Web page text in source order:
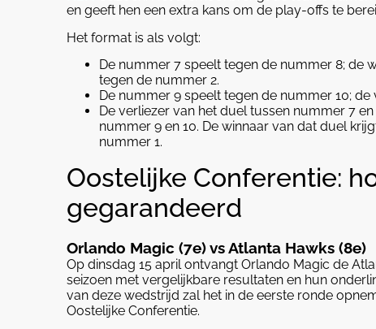
en geeft hen een extra kans om de play-offs te
Het format is als volgt:
De nummer 7 speelt tegen de nummer 8; de
tegen de nummer 2.
De nummer 9 speelt tegen de nummer 10;
De verliezer van het duel tussen nummer 7
nummer 9 en 10. De winnaar van dat duel
nummer 1.
Oostelijke Conferentie:
gegarandeerd
Orlando Magic (7e) vs Atlanta Hawks (8e)
Op dinsdag 15 april ontvangt Orlando Magic de
seizoen met vergelijkbare resultaten en hun
van deze wedstrijd zal het in de eerste ronde
Oostelijke Conferentie.